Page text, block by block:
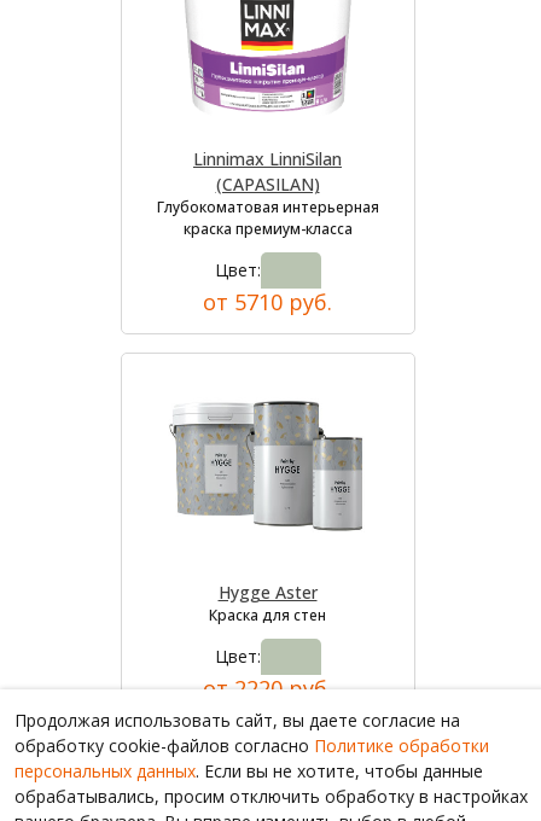
Linnimax LinniSilan
(CAPASILAN)
Глубокоматовая интерьерная
краска премиум-класса
Цвет:
от 5710 руб.
Hygge Aster
Краска для стен
Цвет:
от 2220 руб.
Продолжая использовать сайт, вы даете согласие на
обработку cookie-файлов согласно Политике обработки
персональных данных. Если вы не хотите, чтобы данные
обрабатывались, просим отключить обработку в настройках